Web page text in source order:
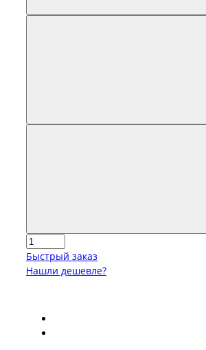
Быстрый заказ
Нашли дешевле?